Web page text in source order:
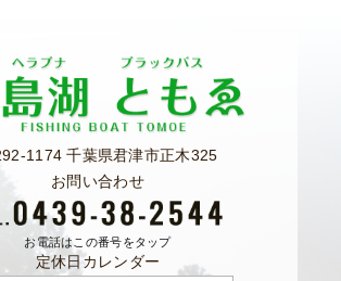
1174 千葉県君津市正木325
お問い合わせ
お電話はこの番号をタップ
定休日カレンダー